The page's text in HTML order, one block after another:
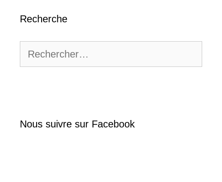
Recherche
Nous suivre sur Facebook